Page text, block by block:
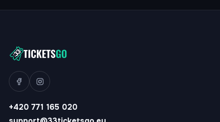
+420 771 165 020